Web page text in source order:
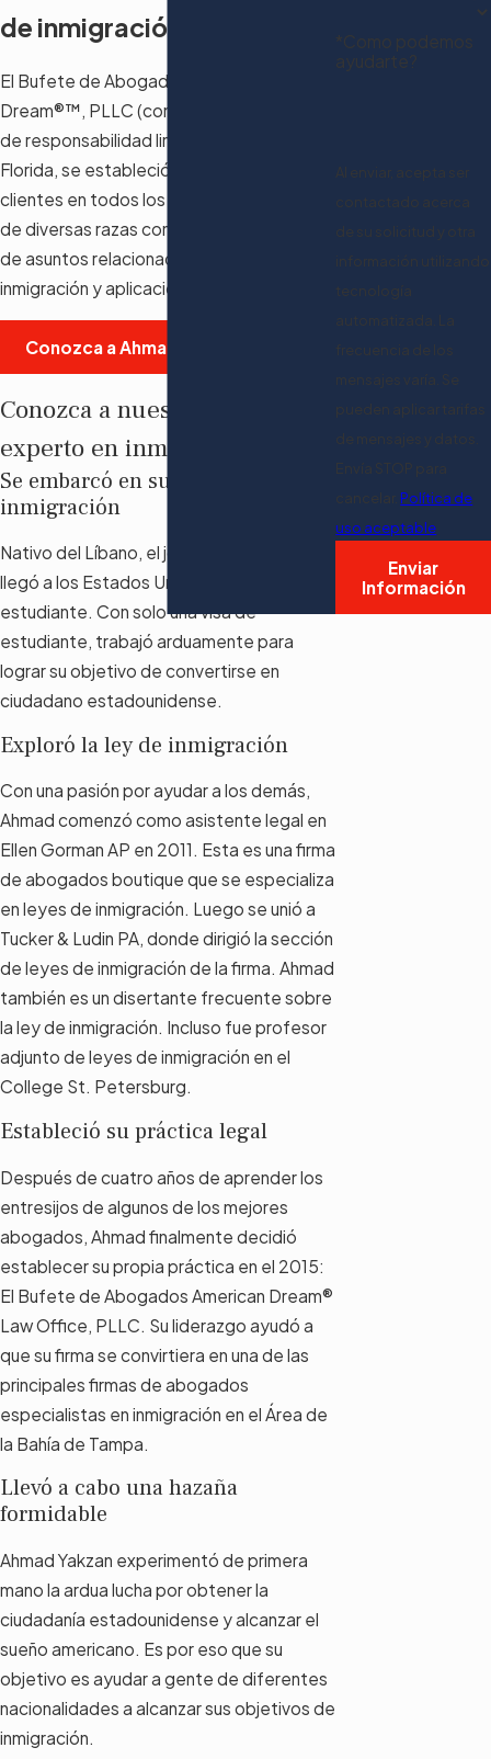
de inmigración
El Bufete de Abogados de American
Dream®™, PLLC (compañía profesional
de responsabilidad limitada) en Tampa,
Florida, se estableció para ayudar a
clientes en todos los ámbitos de la vida y
de diversas razas con una amplia variedad
de asuntos relacionados con la
inmigración y aplicaciones legales.
Conozca a Ahmad Yakzan
Conozca a nuestro abogado
experto en inmigración
Se embarcó en su viaje de
inmigración
Nativo del Líbano, el joven Ahmad Yakzan
llegó a los Estados Unidos en 1998 como
estudiante. Con solo una visa de
estudiante, trabajó arduamente para
lograr su objetivo de convertirse en
ciudadano estadounidense.
Exploró la ley de inmigración
Con una pasión por ayudar a los demás,
Ahmad comenzó como asistente legal en
Ellen Gorman AP en 2011. Esta es una firma
de abogados boutique que se especializa
en leyes de inmigración. Luego se unió a
Tucker & Ludin PA, donde dirigió la sección
de leyes de inmigración de la firma. Ahmad
también es un disertante frecuente sobre
la ley de inmigración. Incluso fue profesor
adjunto de leyes de inmigración en el
College St. Petersburg.
Estableció su práctica legal
Después de cuatro años de aprender los
entresijos de algunos de los mejores
abogados, Ahmad finalmente decidió
establecer su propia práctica en el 2015:
El Bufete de Abogados American Dream®
Law Office, PLLC. Su liderazgo ayudó a
que su firma se convirtiera en una de las
principales firmas de abogados
especialistas en inmigración en el Área de
la Bahía de Tampa.
Llevó a cabo una hazaña
formidable
Ahmad Yakzan experimentó de primera
mano la ardua lucha por obtener la
ciudadanía estadounidense y alcanzar el
sueño americano. Es por eso que su
objetivo es ayudar a gente de diferentes
nacionalidades a alcanzar sus objetivos de
inmigración.
*Como podemos
ayudarte?
Al enviar, acepta ser
contactado acerca
de su solicitud y otra
información utilizando
tecnología
automatizada. La
frecuencia de los
mensajes varía. Se
pueden aplicar tarifas
de mensajes y datos.
Envía STOP para
cancelar. Política de
uso aceptable
Enviar
Información